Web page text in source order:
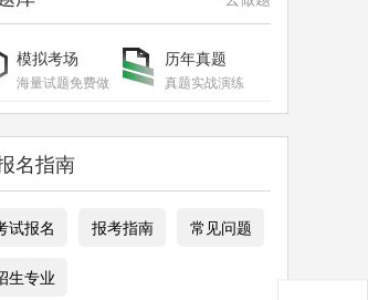
模拟考场
海量试题免费做
历年真题
真题实战演练
名指南
试报名 报考指南 常见问题
生专业